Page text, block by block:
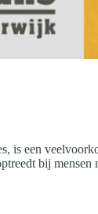
een
bij